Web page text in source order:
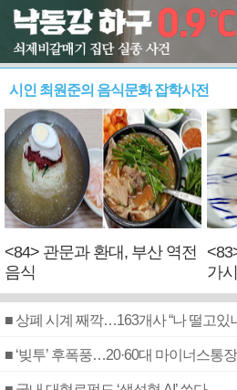
시인 최원준의 음식문화 잡학사전
<84> 관문과 환대, 부산 역전
음식
가
■ 상폐 시계 째깍…163개사 “나 떨고있
■ ‘빚투’ 후폭풍…20·60대 마이너스통